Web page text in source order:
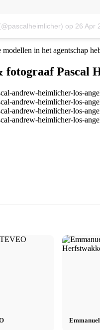
op 26 Apr
modellen in het agentschap
fotograaf Pascal